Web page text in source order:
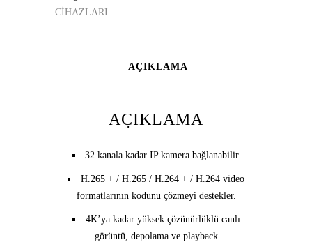
CİHAZLARI
AÇIKLAMA
AÇIKLAMA
32 kanala kadar IP kamera bağlanabilir.
H.265 + / H.265 / H.264 + / H.264 video
formatlarının kodunu çözmeyi destekler.
4K’ya kadar yüksek çözünürlüklü canlı
görüntü, depolama ve playback